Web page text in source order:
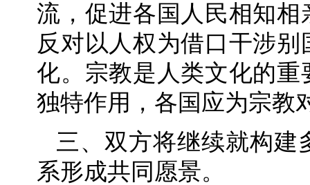
流，促进各国人民相知
反对以人权为借口干涉
化。宗教是人类文化的
独特作用，各国应为宗教
三、双方将继续就构建
系形成共同愿景。